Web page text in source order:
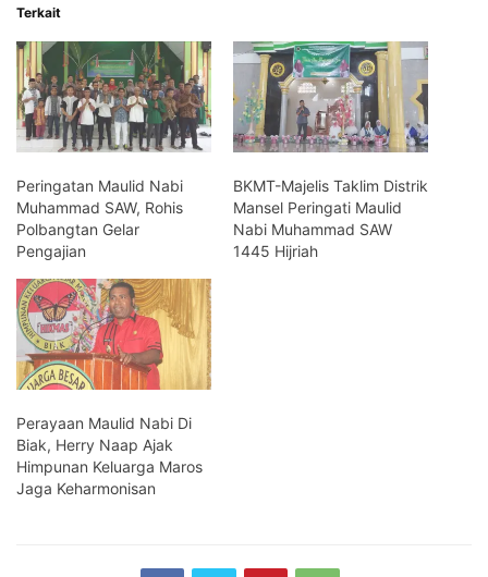
Terkait
Peringatan Maulid Nabi
Muhammad SAW, Rohis
Polbangtan Gelar
Pengajian
BKMT-Majelis Taklim Distrik
Mansel Peringati Maulid
Nabi Muhammad SAW
1445 Hijriah
Perayaan Maulid Nabi Di
Biak, Herry Naap Ajak
Himpunan Keluarga Maros
Jaga Keharmonisan